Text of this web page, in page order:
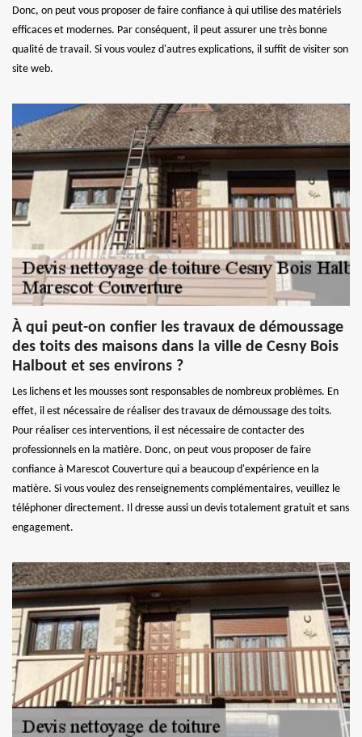
Donc, on peut vous proposer de faire confiance à qui utilise des matériels
efficaces et modernes. Par conséquent, il peut assurer une très bonne
qualité de travail. Si vous voulez d'autres explications, il suffit de visiter son
site web.
À qui peut-on confier les travaux de démoussage
des toits des maisons dans la ville de Cesny Bois
Halbout et ses environs ?
Les lichens et les mousses sont responsables de nombreux problèmes. En
effet, il est nécessaire de réaliser des travaux de démoussage des toits.
Pour réaliser ces interventions, il est nécessaire de contacter des
professionnels en la matière. Donc, on peut vous proposer de faire
confiance à Marescot Couverture qui a beaucoup d'expérience en la
matière. Si vous voulez des renseignements complémentaires, veuillez le
téléphoner directement. Il dresse aussi un devis totalement gratuit et sans
engagement.